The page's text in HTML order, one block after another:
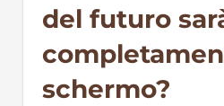
del futuro
schermo?